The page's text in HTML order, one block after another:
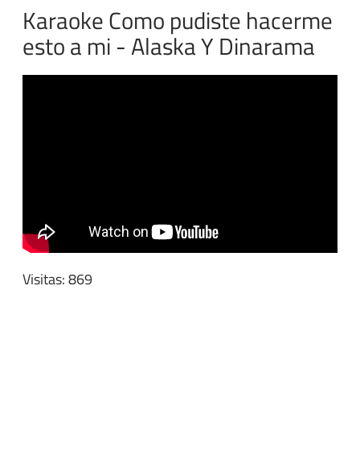
Karaoke Como pudiste hacerme
esto a mi - Alaska Y Dinarama
Visitas: 869